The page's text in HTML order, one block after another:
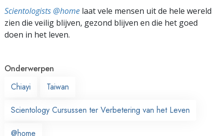
Scientologists @home laat vele mensen uit de hele wereld
zien die veilig blijven, gezond blijven en die het goed
doen in het leven.
Onderwerpen
Chiayi
Taiwan
Scientology Cursussen ter Verbetering van het Leven
@home